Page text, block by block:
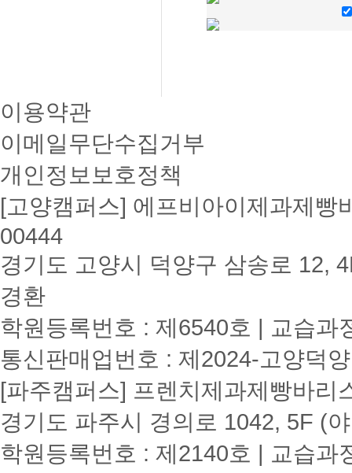
이용약관
이메일무단수집거부
개인정보보호정책
[고양캠퍼스] 에프비아이제과제빵
00444
경기도 고양시 덕양구 삼송로 12,
경환
학원등록번호 : 제6540호 | 교습과
통신판매업번호 : 제2024-고양덕
[파주캠퍼스] 프렌치제과제빵바리
경기도 파주시 경의로 1042, 5F (
학원등록번호 : 제2140호 | 교습과